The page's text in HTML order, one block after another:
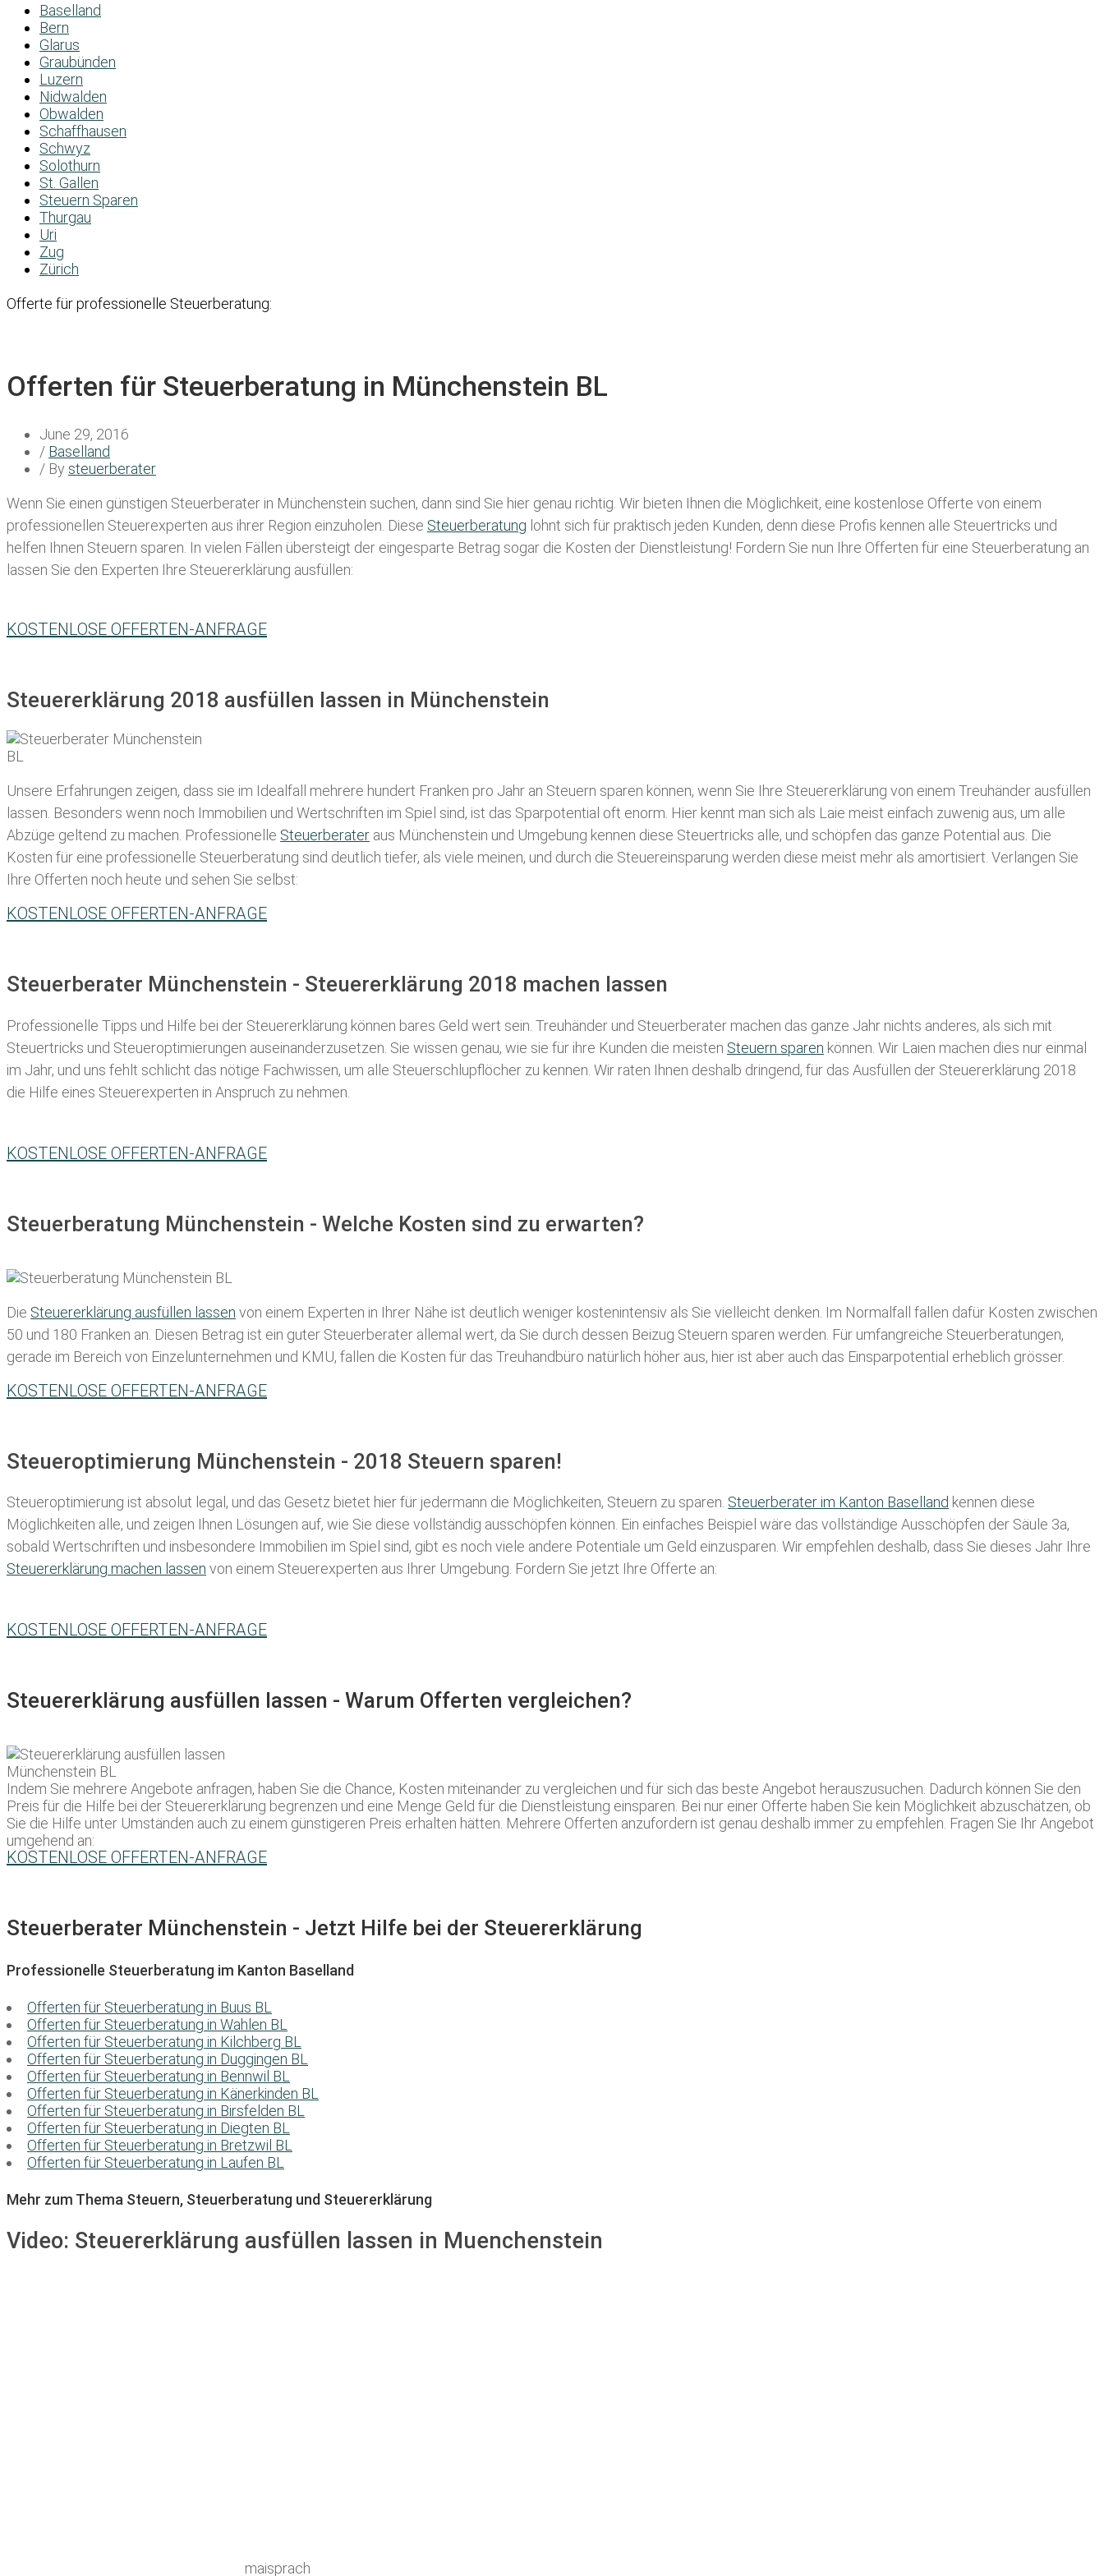
Baselland
Bern
Glarus
Graubünden
Luzern
Nidwalden
Obwalden
Schaffhausen
Schwyz
Solothurn
St. Gallen
Steuern Sparen
Thurgau
Uri
Zug
Zürich
Offerte für professionelle Steuerberatung:
Offerten für Steuerberatung in Münchenstein BL
June 29, 2016
/ Baselland
/ By steuerberater
Wenn Sie einen günstigen Steuerberater in Münchenstein suchen, dann sind Sie hier genau richtig. Wir bieten Ihnen die Möglichkeit, eine kostenlose Offerte von einem
professionellen Steuerexperten aus ihrer Region einzuholen. Diese Steuerberatung lohnt sich für praktisch jeden Kunden, denn diese Profis kennen alle Steuertricks und
helfen Ihnen Steuern sparen. In vielen Fällen übersteigt der eingesparte Betrag sogar die Kosten der Dienstleistung! Fordern Sie nun Ihre Offerten für eine Steuerberatung an
lassen Sie den Experten Ihre Steuererklärung ausfüllen:
KOSTENLOSE OFFERTEN-ANFRAGE
Steuererklärung 2018 ausfüllen lassen in Münchenstein
Unsere Erfahrungen zeigen, dass sie im Idealfall mehrere hundert Franken pro Jahr an Steuern sparen können, wenn Sie Ihre Steuererklärung von einem Treuhänder ausfüllen
lassen . Besonders wenn noch Immobilien und Wertschriften im Spiel sind, ist das Sparpotential oft enorm. Hier kennt man sich als Laie meist einfach zuwenig aus, um alle
Abzüge geltend zu machen. Professionelle Steuerberater aus Münchenstein und Umgebung kennen diese Steuertricks alle, und schöpfen das ganze Potential aus. Die
Kosten für eine professionelle Steuerberatung sind deutlich tiefer, als viele meinen, und durch die Steuereinsparung werden diese meist mehr als amortisiert. Verlangen Sie
Ihre Offerten noch heute und sehen Sie selbst:
KOSTENLOSE OFFERTEN-ANFRAGE
Steuerberater Münchenstein - Steuererklärung 2018 machen lassen
Professionelle Tipps und Hilfe bei der Steuererklärung können bares Geld wert sein. Treuhänder und Steuerberater machen das ganze Jahr nichts anderes, als sich mit
Steuertricks und Steueroptimierungen auseinanderzusetzen. Sie wissen genau, wie sie für ihre Kunden die meisten Steuern sparen können. Wir Laien machen dies nur einmal
im Jahr, und uns fehlt schlicht das nötige Fachwissen, um alle Steuerschlupflöcher zu kennen. Wir raten Ihnen deshalb dringend, für das Ausfüllen der Steuererklärung 2018
die Hilfe eines Steuerexperten in Anspruch zu nehmen.
KOSTENLOSE OFFERTEN-ANFRAGE
Steuerberatung Münchenstein - Welche Kosten sind zu erwarten?
Die Steuererklärung ausfüllen lassen von einem Experten in Ihrer Nähe ist deutlich weniger kostenintensiv als Sie vielleicht denken. Im Normalfall fallen dafür Kosten zwischen
50 und 180 Franken an. Diesen Betrag ist ein guter Steuerberater allemal wert, da Sie durch dessen Beizug Steuern sparen werden. Für umfangreiche Steuerberatungen,
gerade im Bereich von Einzelunternehmen und KMU, fallen die Kosten für das Treuhandbüro natürlich höher aus, hier ist aber auch das Einsparpotential erheblich grösser.
KOSTENLOSE OFFERTEN-ANFRAGE
Steueroptimierung Münchenstein - 2018 Steuern sparen!
Steueroptimierung ist absolut legal, und das Gesetz bietet hier für jedermann die Möglichkeiten, Steuern zu sparen. Steuerberater im K anton Baselland kennen diese
Möglichkeiten alle, und zeigen Ihnen Lösungen auf, wie Sie diese vollständig ausschöpfen können. Ein einfaches Beispiel wäre das vollständige Ausschöpfen der Säule 3a,
sobald Wertschriften und insbesondere Immobilien im Spiel sind, gibt es noch viele andere Potentiale um Geld einzusparen. Wir empfehlen deshalb, dass Sie dieses Jahr Ihre
Steuererklärung machen lassen von einem Steuerexperten aus Ihrer Umgebung. Fordern Sie jetzt Ihre Offerte an:
KOSTENLOSE OFFERTEN-ANFRAGE
Steuererklärung ausfüllen lassen - Warum Offerten vergleichen?
Indem Sie mehrere Angebote anfragen, haben Sie die Chance, Kosten miteinander zu vergleichen und für sich das beste Angebot herauszusuchen. Dadurch können Sie den
Preis für die Hilfe bei der Steuererklärung begrenzen und eine Menge Geld für die Dienstleistung einsparen. Bei nur einer Offerte haben Sie kein Möglichkeit abzuschätzen, ob
Sie die Hilfe unter Umständen auch zu einem günstigeren Preis erhalten hätten. Mehrere Offerten anzufordern ist genau deshalb immer zu empfehlen. Fragen Sie Ihr Angebot
umgehend an:
KOSTENLOSE OFFERTEN-ANFRAGE
Steuerberater Münchenstein - Jetzt Hilfe bei der Steuererklärung
Professionelle Steuerberatung im Kanton Baselland
Offerten für Steuerberatung in Buus BL
Offerten für Steuerberatung in Wahlen BL
Offerten für Steuerberatung in Kilchberg BL
Offerten für Steuerberatung in Duggingen BL
Offerten für Steuerberatung in Bennwil BL
Offerten für Steuerberatung in Känerkinden BL
Offerten für Steuerberatung in Birsfelden BL
Offerten für Steuerberatung in Diegten BL
Offerten für Steuerberatung in Bretzwil BL
Offerten für Steuerberatung in Laufen BL
Mehr zum Thema Steuern, Steuerberatung und Steuererklärung
Video: Steuererklärung ausfüllen lassen in Muenchenstein
maisprach